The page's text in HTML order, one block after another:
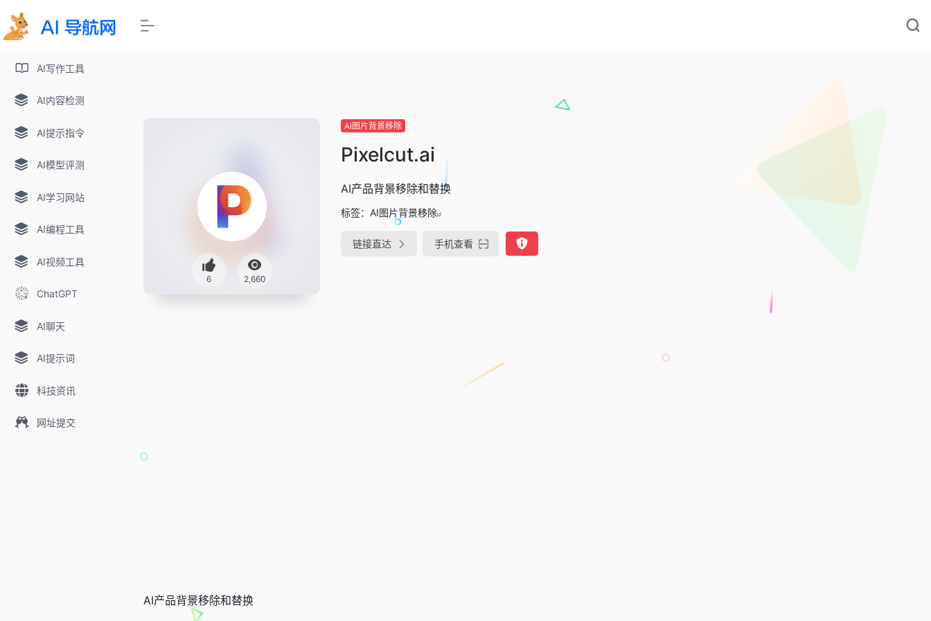
AI写作工具
AI内容检测
AI提示指令
AI模型评测
AI学习网站
AI编程工具
AI视频工具
ChatGPT
AI聊天
AI提示词
科技资讯
网址提交
6 2,660
AI图片背景移除
Pixelcut.ai
AI产品背景移除和替换
标签： AI图片背景移除
链接直达 手机查看
AI产品背景移除和替换